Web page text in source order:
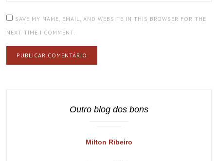
SAVE MY NAME, EMAIL, AND WEBSITE IN THIS BROWSER FOR THE
NEXT TIME I COMMENT.
Outro blog dos bons
Milton Ribeiro